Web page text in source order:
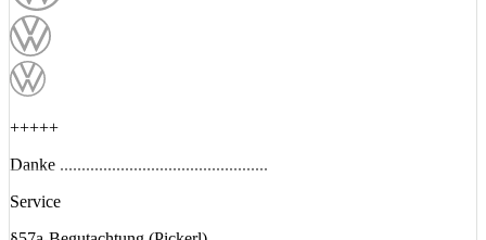
+++++
Danke ................................................
Service